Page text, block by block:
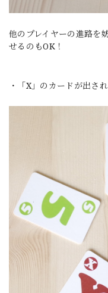
他のプレイヤーの進路を
せるのもOK！
・「X」のカードが出さ